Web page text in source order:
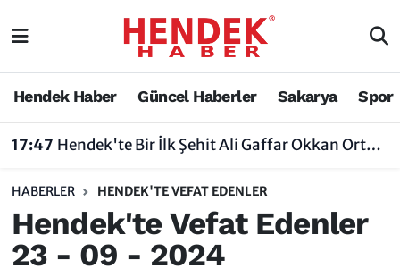
Hendek Haber Güncel Haberler Sakarya Spor
17:47 Hendek'te Bir İlk Şehit Ali Gaffar Okkan Ortaokulu Çoklu Yabancı Dil Uygulama Okulu Oldu
HABERLER HENDEK'TE VEFAT EDENLER
Hendek'te Vefat Edenler
23 - 09 - 2024
Hendek Haber
Nöbetçi Eczaneler
Hendek Haber
Hakkında
Sakarya Nöbetçi Eczaneler
Sakarya Trafik Yoğunluk Haritası
Tüm Manşetler